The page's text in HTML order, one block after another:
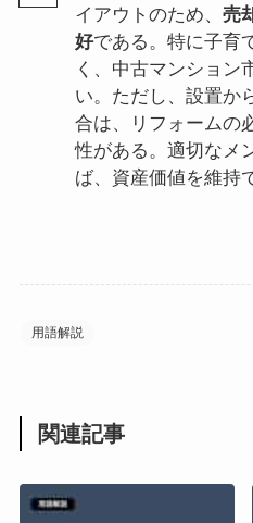
イアウトのため、 売
好である。特に子育
く、中古マンション
い。ただし、設置か
合は、リフォームの
性がある。適切なメ
ば、資産価値を維持
用語解説
関連記事